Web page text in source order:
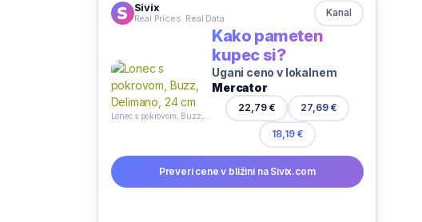
Sivix
Real Prices. Real Data Kanal
Kako pameten
kupec si?
Ugani ceno v lokalnem
Mercator
22,79 € 27,69 €
18,19 €
Preveri cene v bližini na Sivix.com